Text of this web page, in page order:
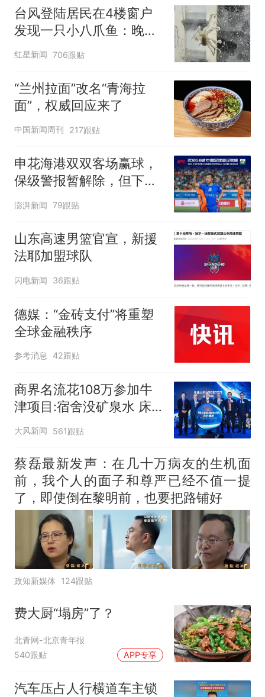
台风登陆居民在4楼窗户
发现一只小八爪鱼：晚上
已吃掉
红星新闻 706跟贴
“兰州拉面”改名“青海拉
面”，权威回应来了
中国新闻周刊 217跟贴
申花海港双双客场赢球，
保级警报暂解除，但下一
轮才是生死战
澎湃新闻 79跟贴
山东高速男篮官宣，新援
法耶加盟球队
闪电新闻 36跟贴
德媒：“金砖支付”将重塑
全球金融秩序
参考消息 42跟贴
商界名流花108万参加牛
津项目:宿舍没矿泉水 床
咯吱响
大风新闻 561跟贴
蔡磊最新发声：在几十万病友的生机面
前，我个人的面子和尊严已经不值一提
了，即使倒在黎明前，也要把路铺好
政知新媒体 124跟贴
费大厨“塌房”了？
北青网-北京青年报
540跟贴
APP专享
汽车压占人行横道车主锁